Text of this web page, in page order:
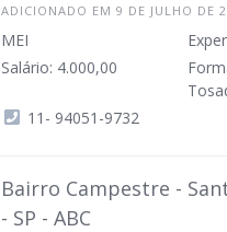
ADICIONADO EM 9 DE JULHO DE
MEI
Salário: 4.000,00
11- 94051-9732
Bairro Campestre -
- SP - ABC